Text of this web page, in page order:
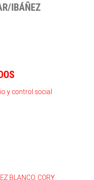
IBÁÑEZ
y control social
BLANCO, CORY